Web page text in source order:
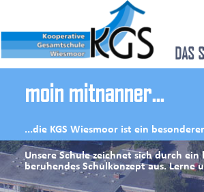
DAS
moin mitnanner...
...die KGS Wiesmoor ist ein
Unsere Schule zeichnet sich durch
beruhendes Schulkonzept aus. Lerne